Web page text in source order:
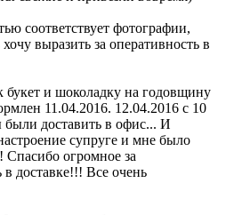
соответствует фотографии,
выразить за оперативность в
букет и шоколадку на годовщину
11.04.2016. 12.04.2016 с 10
были доставить в офис... И
супруге и мне было
Спасибо огромное за
в доставке!!! Все очень